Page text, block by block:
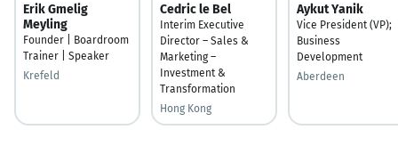
Erik Gmelig
Meyling
Founder | Boardroom
Trainer | Speaker
Krefeld
Cedric le Bel
Interim Executive
Director – Sales &
Marketing –
Investment &
Transformation
Hong Kong
Aykut Yanik
Vice President (VP);
Business
Development
Aberdeen